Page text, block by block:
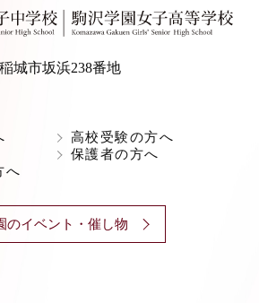
城市坂浜238番地
高校受験の方へ
保護者の方へ
へ
のイベント・催し物